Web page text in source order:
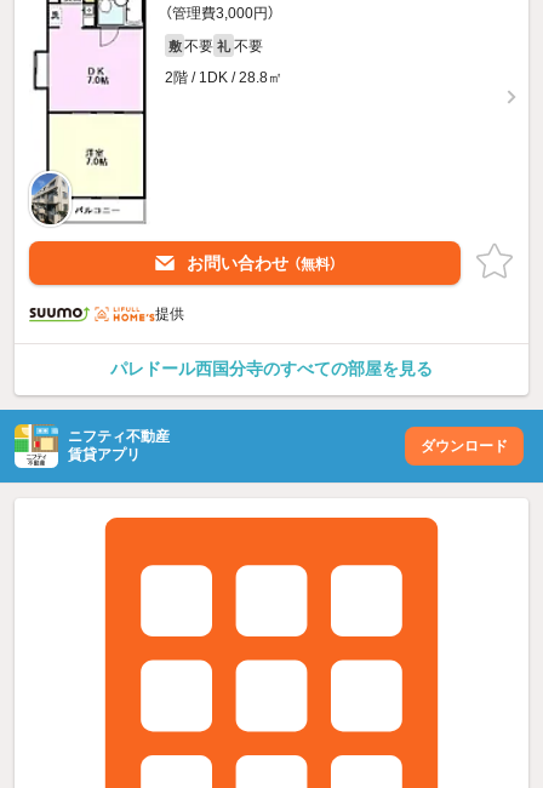
（管理費3,000円）
敷 不要 礼 不要
2階 / 1DK / 28.8㎡
お問い合わせ （無料）
提供
パレドール西国分寺のすべての部屋を見る
ニフティ不動産
賃貸アプリ
ダウンロード